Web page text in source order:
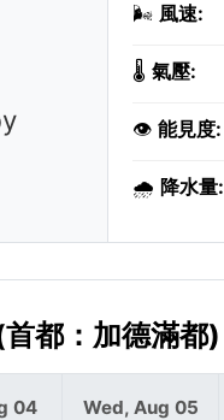
🌬️ 風速:
🌡️ 氣壓:
👁️ 能見度:
🌧️ 降水量:
都：加德滿都)
04 Wed, Aug 05